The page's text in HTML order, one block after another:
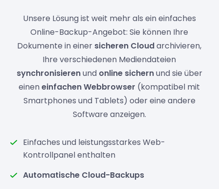
Unsere Lösung ist weit mehr als ein einfaches
Online-Backup-Angebot: Sie können Ihre
Dokumente in einer sicheren Cloudarchivieren,
Ihre verschiedenen Mediendateien
synchronisierenund online sichernund sie über
eineneinfachen Webbrowser (kompatibel mit
Smartphones und Tablets) oder eine andere
Software anzeigen.
Einfaches und leistungsstarkes Web-
Kontrollpanel enthalten
Automatische Cloud-Backups